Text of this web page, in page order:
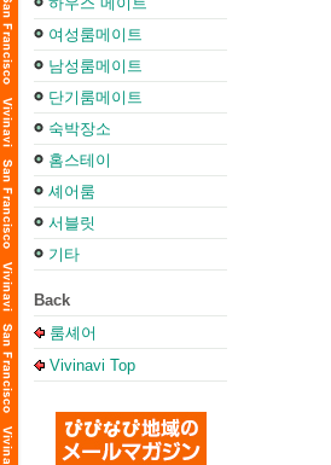
여성룸메이트
남성룸메이트
단기룸메이트
숙박장소
홈스테이
셰어룸
서블릿
기타
Back
룸셰어
Vivinavi Top